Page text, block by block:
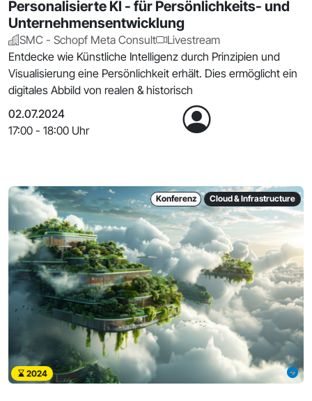
Personalisierte KI - für Persönlichkeits- und
Unternehmensentwicklung
SMC - Schopf Meta Consult
Livestream
Entdecke wie Künstliche Intelligenz durch Prinzipien und
Visualisierung eine Persönlichkeit erhält. Dies ermöglicht ein
digitales Abbild von realen & historisch
02.07.2024
17:00 - 18:00 Uhr
Konferenz Cloud & Infrastructure
2024